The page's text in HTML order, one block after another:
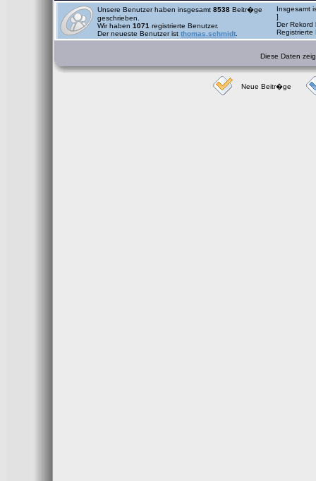
Unsere Benutzer haben insgesamt 8538 Beitr�ge
geschrieben.
Wir haben 1071 registrierte Benutzer.
Der neueste Benutzer ist thomas.schmidt
Insgesamt
]
Der
Registrierte
Diese Daten
Neue Beitr�ge